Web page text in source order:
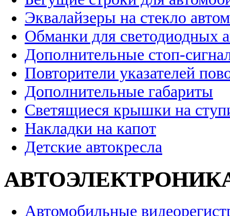
Эквалайзеры на стекло
Обманки для светодиодных
Дополнительные стоп-
Повторители указателей
Дополнительные габариты
Светящиеся крышки на
Накладки на капот
Детские автокресла
Автомобильные